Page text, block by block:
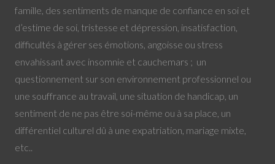
famille, des sentiments de manque de confiance en soi et
d’estime de soi, tristesse et dépression, insatisfaction,
difficultés à gérer ses émotions, angoisse ou stress
envahissant avec insomnie et cauchemars ; un
questionnement sur son environnement professionnel ou
une souffrance au travail, une situation de handicap, un
sentiment de ne pas être soi-même ou à sa place, un
différentiel culturel dû à une expatriation, mariage mixte,
etc..